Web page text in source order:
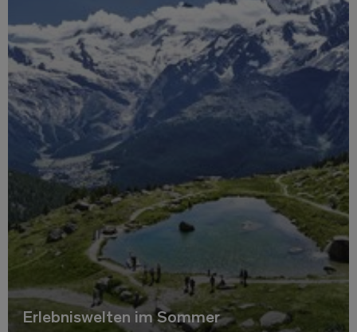
Erlebniswelten im Sommer